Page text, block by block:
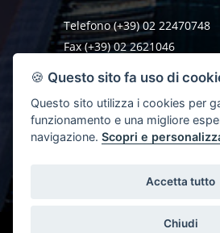
Telefono (+39) 02 22470748
Fax (+39) 02 2621046
RICHIEDI INFO
🍪 Questo sito fa uso di
Questo sito utilizza i cookies per
funzionamento e una migliore
navigazione.Scopri e
Accetta tutto
Chiudi